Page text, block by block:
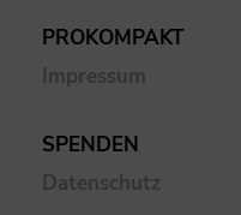
PROKOMPAKT
Impressum
SPENDEN
Datenschutz